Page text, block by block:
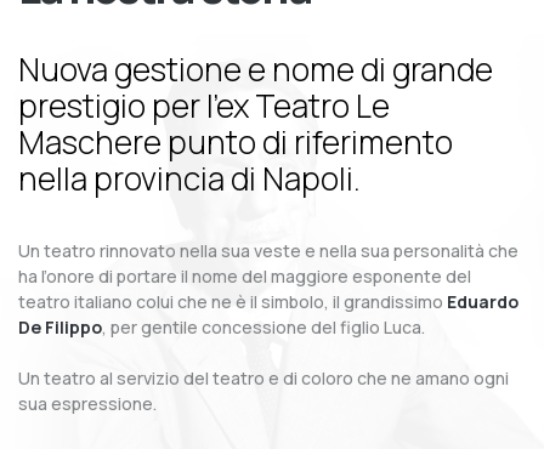
Nuova gestione e nome di grande
prestigio per l’ex Teatro Le
Maschere punto di riferimento
nella provincia di Napoli.
Un teatro rinnovato nella sua veste e nella sua personalità che
ha l’onore di portare il nome del maggiore esponente del
teatro italiano colui che ne è il simbolo, il grandissimo Eduardo
De Filippo, per gentile concessione del figlio Luca.
Un teatro al servizio del teatro e di coloro che ne amano ogni
sua espressione.